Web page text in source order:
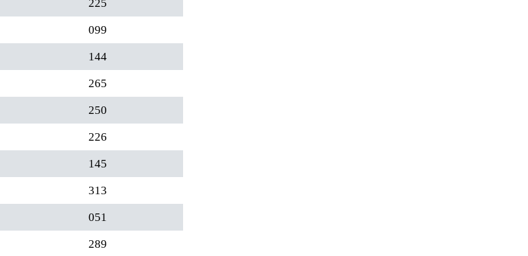
225
099
144
265
250
226
145
313
051
289